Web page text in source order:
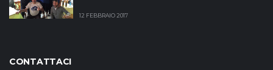
12 FEBBRAIO 2017
CONTATTACI